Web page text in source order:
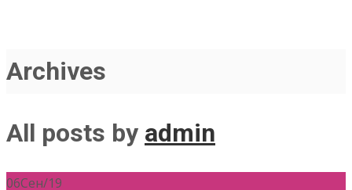
Archives
All posts by admin
06Сен/19